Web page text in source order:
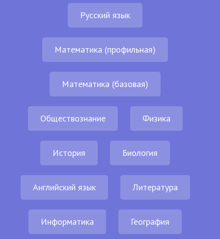
Русский язык
Математика (профильная)
Математика (базовая)
Обществознание Физика
История Биология
Английский язык Литература
Информатика География